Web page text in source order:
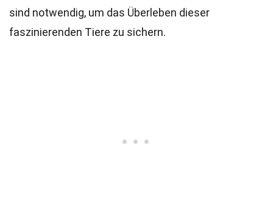
sind notwendig, um das Überleben dieser
faszinierenden Tiere zu sichern.